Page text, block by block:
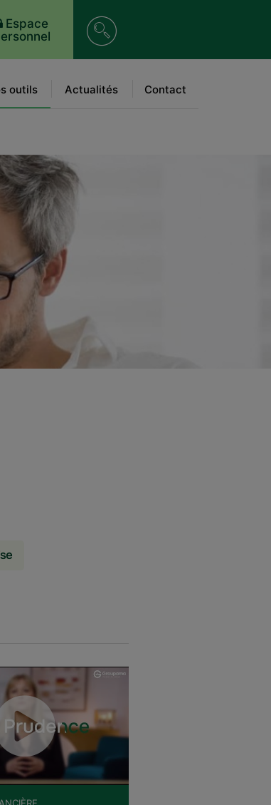
outils Actualités Contact
Espace
sur
le